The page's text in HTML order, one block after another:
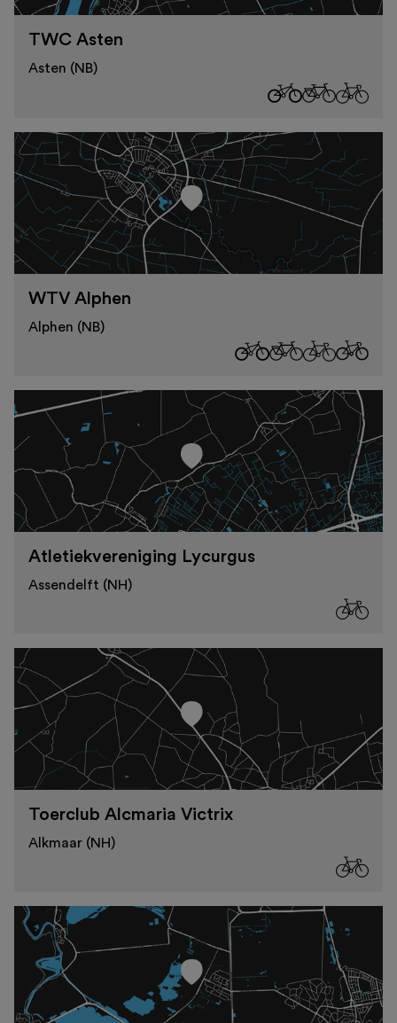
TWC Asten
Asten (NB)
WTV Alphen
Alphen (NB)
Atletiekvereniging Lycurgus
Assendelft (NH)
Toerclub Alcmaria Victrix
Alkmaar (NH)